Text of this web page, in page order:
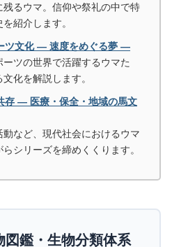
るウマ。信仰や祭礼の中で特
紹介します。
ツ文化 ― 速度をめぐる夢 ―
ツの世界で活躍するウマた
化を解説します。
存 ― 医療・保全・地域の馬文
など、現代社会におけるウマ
シリーズを締めくくります。
図鑑・生物分類体系